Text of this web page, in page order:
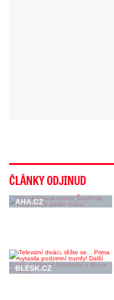
ČLÁNKY ODJINUD
AHA.CZ
BLESK.CZ